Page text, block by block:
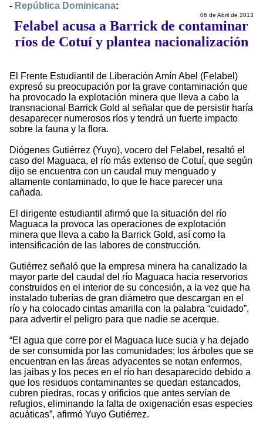
- República Dominicana:
06 de Abril de 2013
Felabel acusa a Barrick de contaminar
ríos de Cotuí y plantea nacionalización
El Frente Estudiantil de Liberación Amín Abel (Felabel)
expresó su preocupación por la grave contaminación que
ha provocado la explotación minera que lleva a cabo la
transnacional Barrick Gold al señalar que de persistir haría
desaparecer numerosos ríos y tendrá un fuerte impacto
sobre la fauna y la flora.
Diógenes Gutiérrez (Yuyo), vocero del Felabel, resaltó el
caso del Maguaca, el río más extenso de Cotuí, que según
dijo se encuentra con un caudal muy menguado y
altamente contaminado, lo que le hace parecer una
cañada.
El dirigente estudiantil afirmó que la situación del río
Maguaca la provoca las operaciones de explotación
minera que lleva a cabo la Barrick Gold, así como la
intensificación de las labores de construcción.
Gutiérrez señaló que la empresa minera ha canalizado la
mayor parte del caudal del río Maguaca hacia reservorios
construidos en el interior de su concesión, a la vez que ha
instalado tuberías de gran diámetro que descargan en el
río y ha colocado cintas amarilla con la palabra “cuidado”,
para advertir el peligro para que nadie se acerque.
“El agua que corre por el Maguaca luce sucia y ha dejado
de ser consumida por las comunidades; los árboles que se
encuentran en las áreas adyacentes se notan enfermos,
las jaibas y los peces en el río han desaparecido debido a
que los residuos contaminantes se quedan estancados,
cubren piedras, rocas y orificios que antes servían de
refugios, eliminando la falta de oxigenación esas especies
acuáticas”, afirmó Yuyo Gutiérrez.